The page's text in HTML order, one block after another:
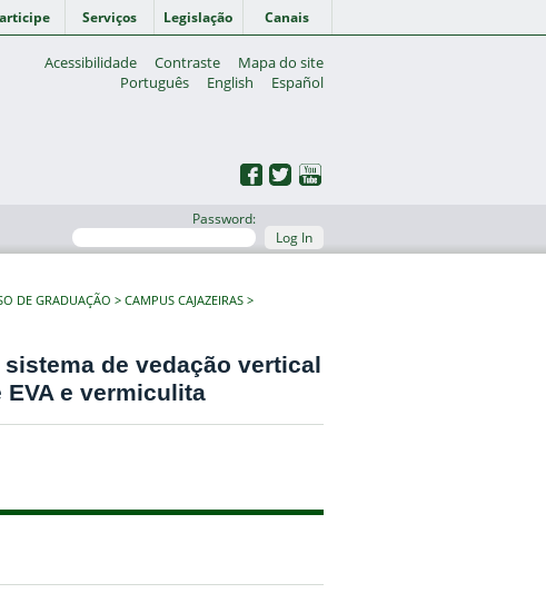
Serviços Legislação Canais
Acessibilidade Contraste
Mapa do site
Português
English Español
Password:
Log In
DE GRADUAÇÃO
CAMPUS CAJAZEIRAS
de vedação vertical
e vermiculita